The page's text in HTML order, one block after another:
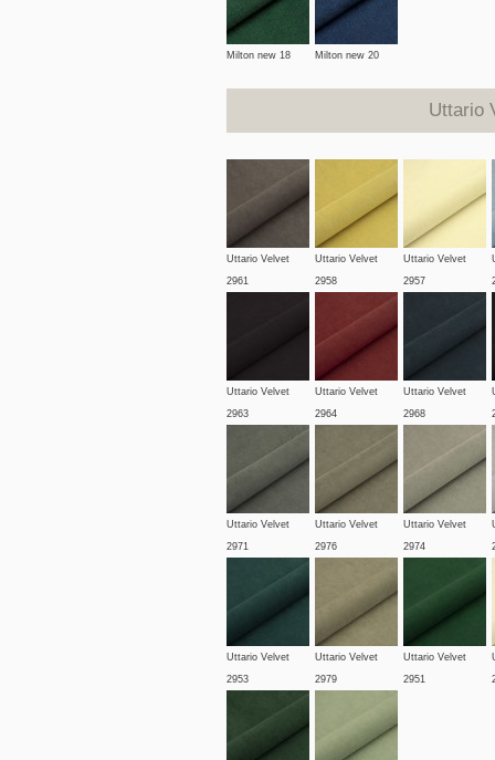
Milton new 18 Milton new 20
Uttario
Uttario Velvet
2961
Uttario Velvet
2958
Uttario Velvet
2957
Uttario Velvet
2963
Uttario Velvet
2964
Uttario Velvet
2968
Uttario Velvet
2971
Uttario Velvet
2976
Uttario Velvet
2974
Uttario Velvet
2953
Uttario Velvet
2979
Uttario Velvet
2951